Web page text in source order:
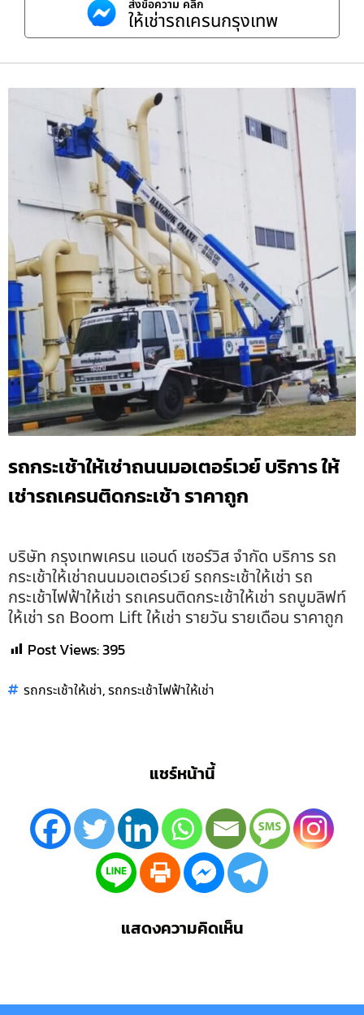
ส่งข้อความ คลิก
ให้เช่ารถเครนกรุงเทพ
รถกระเช้าให้เช่าถนนมอเตอร์เวย์ บริการ ให้
เช่ารถเครนติดกระเช้า ราคาถูก
บริษัท กรุงเทพเครน แอนด์ เซอร์วิส จำกัด บริการ รถ
กระเช้าให้เช่าถนนมอเตอร์เวย์ รถกระเช้าให้เช่า รถ
กระเช้าไฟฟ้าให้เช่า รถเครนติดกระเช้าให้เช่า รถบูมลิฟท์
ให้เช่า รถ Boom Lift ให้เช่า รายวัน รายเดือน ราคาถูก
Post Views:395
รถกระเช้าให้เช่า,รถกระเช้าไฟฟ้าให้เช่า
แชร์หน้านี้
แสดงความคิดเห็น